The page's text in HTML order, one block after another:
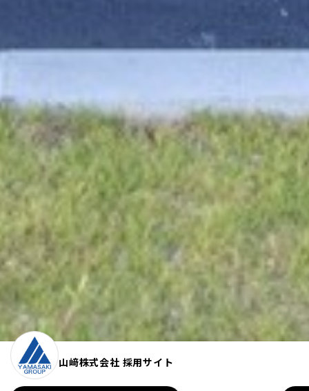
山﨑株式会社 採用サイト